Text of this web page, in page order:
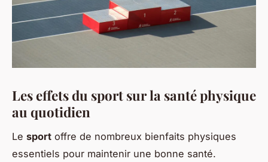
Les effets du sport sur la santé physique
au quotidien
Le sport offre de nombreux bienfaits physiques
essentiels pour maintenir une bonne santé.